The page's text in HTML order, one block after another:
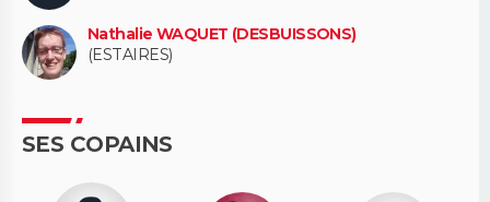
Nathalie WAQUET (DESBUISSONS)
(ESTAIRES)
SES COPAINS